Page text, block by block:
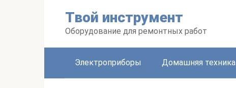
Твой инструмент
Оборудование для ремонтных работ
Электроприборы Домашняя техника